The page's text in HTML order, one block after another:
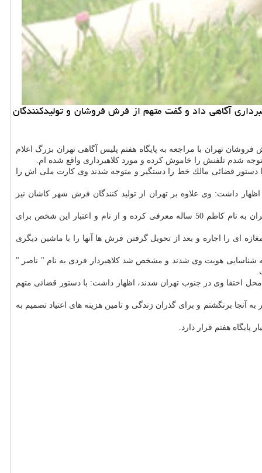
پایگاه هفتم پلیس آگاهی پایتخت از دستگیری كلاهبردار پنجاه میلیاردی با بیشتر از 30 فقره كلاهبرداری آگاهی داد و گفت متهم از فرش فروشان و تولیدكنندگان
تهران با مراجعه به پایگاه هفتم پلیس آگاهی تهران بزرگ اعلام
با دستور قضائی مالك خط را دستگیر و متوجه شدند وی كارت ملی اش را
داشت: وی علاوه بر تهران از تولید كنندگان فرش شهر كاشان نیز
رئیس پایگاه هفتم پلیس آگاهی پایتخت بیان كرد: در بررسی اظهارات شاكیان توسط كارآگاهان مشخص شد متهم خودرا یكی از فرش فروشان معتبر تهران به نام كاظم 50 ساله معرفی كرده و از نام و اعتبار این شخص برای
ای را اجاره و بعد از تحویل گرفتن فرش ها آنها را با ماشین دیگری
به شناسایی هویت وی شدند و مشخص شد كلاهبردار فردی به نام " ناصر "
محل اختقا وی در جنوب تهران شدند، اظهار داشت: با دستور قضائی متهم
برنگشتم و برای گذران زندگی و تامین هزینه های اعتیاد تصمیم به